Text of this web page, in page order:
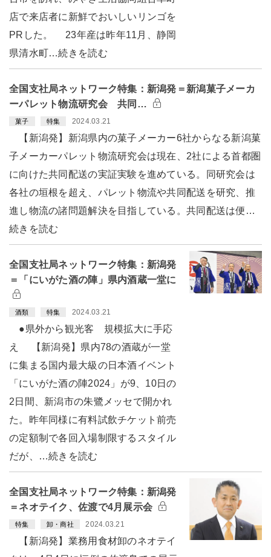
店で来店者に新鮮でおいしいリンゴを
PRした。 23年産は昨年11月、静岡
県清水町…続きを読む
全国支社局ネットワーク特集：新潟発＝新潟菓子メーカ
ーパレット物流研究会 共同…
菓子 特集 2024.03.21
【新潟発】新潟県内の菓子メーカー6社からなる新潟菓
子メーカーパレット物流研究会は現在、2社による首都圏
に向けた共同配送の実証実験を進めている。同研究会は
各社の垣根を超え、パレット物流や共同配送を研究、推
進し物流の諸問題解決を目指している。共同配送は便…
続きを読む
全国支社局ネットワーク特集：新潟発
＝「にいがた酒の陣」県内酒蔵一堂に
酒類 特集 2024.03.21
●県外から観光客 規模拡大に手応
え 【新潟発】県内78の酒蔵が一堂
に集まる国内最大級の日本酒イベント
「にいがた酒の陣2024」が9、10日の
2日間、新潟市の朱鷺メッセで開かれ
た。昨年同様に有料試飲チケット前売
の定額制で各回入場制限するスタイル
だが、…続きを読む
全国支社局ネットワーク特集：新潟発
＝ネオテイク、佐渡で4月展示会
特集 卸・商社 2024.03.21
【新潟発】業務用食材卸のネオテイ